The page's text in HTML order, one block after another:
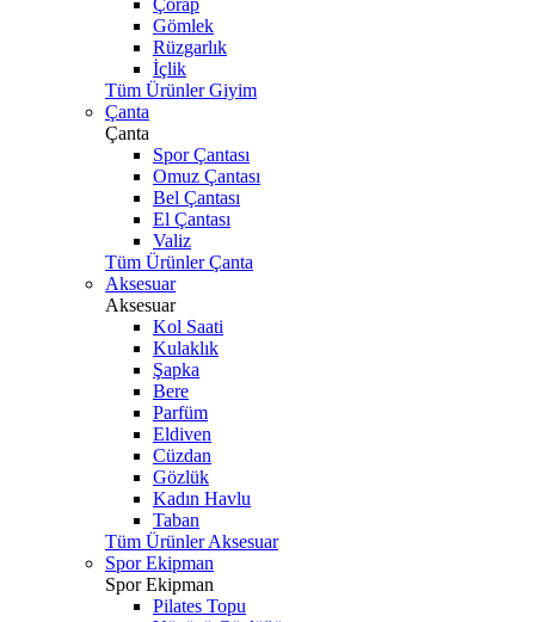
Çorap
Gömlek
Rüzgarlık
İçlik
Tüm Ürünler Giyim
Çanta
Çanta
Spor Çantası
Omuz Çantası
Bel Çantası
El Çantası
Valiz
Tüm Ürünler Çanta
Aksesuar
Aksesuar
Kol Saati
Kulaklık
Şapka
Bere
Parfüm
Eldiven
Cüzdan
Gözlük
Kadın Havlu
Taban
Tüm Ürünler Aksesuar
Spor Ekipman
Spor Ekipman
Pilates Topu